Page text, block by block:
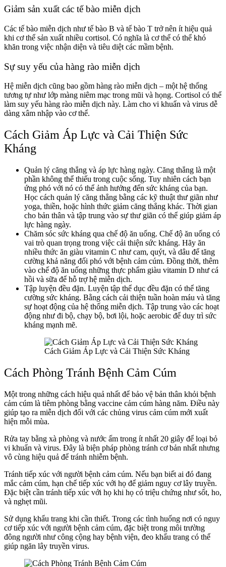
Giảm sản xuất các tế bào miễn dịch
Các tế bào miễn dịch như tế bào B và tế bào T trở nên ít hiệu quả
khi cơ thể sản xuất nhiều cortisol. Có nghĩa là cơ thể có thể khó
khăn trong việc nhận diện và tiêu diệt các mầm bệnh.
Sự suy yếu của hàng rào miễn dịch
Hệ miễn dịch cũng bao gồm hàng rào miễn dịch – một hệ thống
tương tự như lớp màng niêm mạc trong mũi và họng. Cortisol có thể
làm suy yếu hàng rào miễn dịch này. Làm cho vi khuẩn và virus dễ
dàng xâm nhập vào cơ thể.
Cách Giảm Áp Lực và Cải Thiện Sức
Kháng
Quản lý căng thẳng và áp lực hàng ngày. Căng thẳng là một
phần không thể thiếu trong cuộc sống. Tuy nhiên cách bạn
ứng phó với nó có thể ảnh hưởng đến sức kháng của bạn.
Học cách quản lý căng thẳng bằng các kỹ thuật thư giãn như
yoga, thiền, hoặc hình thức giảm căng thẳng khác. Thời gian
cho bản thân và tập trung vào sự thư giãn có thể giúp giảm áp
lực hàng ngày.
Chăm sóc sức kháng qua chế độ ăn uống. Chế độ ăn uống có
vai trò quan trọng trong việc cải thiện sức kháng. Hãy ăn
nhiều thức ăn giàu vitamin C như cam, quýt, và dâu để tăng
cường khả năng đối phó với bệnh cảm cúm. Đồng thời, thêm
vào chế độ ăn uống những thực phẩm giàu vitamin D như cá
hồi và sữa để hỗ trợ hệ miễn dịch.
Tập luyện đều đặn. Luyện tập thể dục đều đặn có thể tăng
cường sức kháng. Bằng cách cải thiện tuần hoàn máu và tăng
sự hoạt động của hệ thống miễn dịch. Tập trung vào các hoạt
động như đi bộ, chạy bộ, bơi lội, hoặc aerobic để duy trì sức
kháng mạnh mẽ.
Cách Giảm Áp Lực và Cải Thiện Sức Kháng
Cách Phòng Tránh Bệnh Cảm Cúm
Một trong những cách hiệu quả nhất để bảo vệ bản thân khỏi bệnh
cảm cúm là tiêm phòng bằng vaccine cảm cúm hàng năm. Điều này
giúp tạo ra miễn dịch đối với các chủng virus cảm cúm mới xuất
hiện mỗi mùa.
Rửa tay bằng xà phòng và nước ấm trong ít nhất 20 giây để loại bỏ
vi khuẩn và virus. Đây là biện pháp phòng tránh cơ bản nhất nhưng
vô cùng hiệu quả để tránh nhiễm bệnh.
Tránh tiếp xúc với người bệnh cảm cúm. Nếu bạn biết ai đó đang
mắc cảm cúm, hạn chế tiếp xúc với họ để giảm nguy cơ lây truyền.
Đặc biệt cần tránh tiếp xúc với họ khi họ có triệu chứng như sốt, ho,
và nghẹt mũi.
Sử dụng khẩu trang khi cần thiết. Trong các tình huống nơi có nguy
cơ tiếp xúc với người bệnh cảm cúm, đặc biệt trong môi trường
đông người như công cộng hay bệnh viện, đeo khẩu trang có thể
giúp ngăn lây truyền virus.